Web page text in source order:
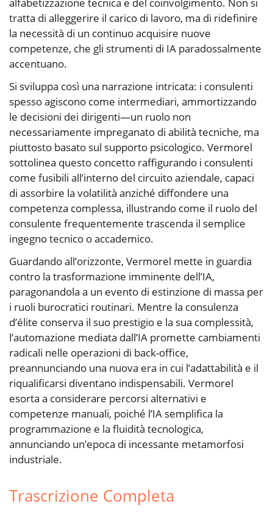
alfabetizzazione tecnica e del coinvolgimento. Non si
tratta di alleggerire il carico di lavoro, ma di ridefinire
la necessità di un continuo acquisire nuove
competenze, che gli strumenti di IA paradossalmente
accentuano.
Si sviluppa così una narrazione intricata: i consulenti
spesso agiscono come intermediari, ammortizzando
le decisioni dei dirigenti—un ruolo non
necessariamente impreganato di abilità tecniche, ma
piuttosto basato sul supporto psicologico. Vermorel
sottolinea questo concetto raffigurando i consulenti
come fusibili all’interno del circuito aziendale, capaci
di assorbire la volatilità anziché diffondere una
competenza complessa, illustrando come il ruolo del
consulente frequentemente trascenda il semplice
ingegno tecnico o accademico.
Guardando all’orizzonte, Vermorel mette in guardia
contro la trasformazione imminente dell’IA,
paragonandola a un evento di estinzione di massa per
i ruoli burocratici routinari. Mentre la consulenza
d’élite conserva il suo prestigio e la sua complessità,
l’automazione mediata dall’IA promette cambiamenti
radicali nelle operazioni di back-office,
preannunciando una nuova era in cui l’adattabilità e il
riqualificarsi diventano indispensabili. Vermorel
esorta a considerare percorsi alternativi e
competenze manuali, poiché l’IA semplifica la
programmazione e la fluidità tecnologica,
annunciando un’epoca di incessante metamorfosi
industriale.
Trascrizione Completa